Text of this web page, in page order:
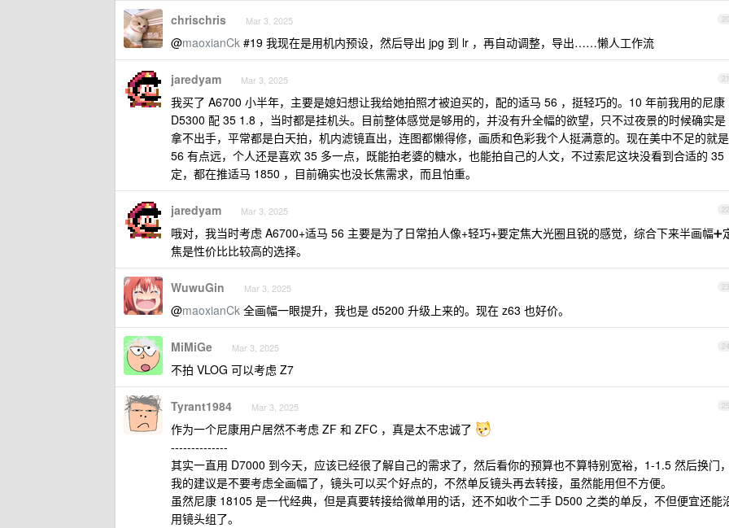
20
chrischris Mar 3, 2025
@maoxianCk #19 我现在是用机内预设，然后导出 jpg 到 lr ，再自动调整，导出……懒人工作流
21
jaredyam Mar 3, 2025
我买了 A6700 小半年，主要是媳妇想让我给她拍照才被迫买的，配的适马 56 ，挺轻巧的。10 年前我用的尼康
D5300 配 35 1.8 ，当时都是挂机头。目前整体感觉是够用的，并没有升全幅的欲望，只不过夜景的时候确实是
拿不出手，平常都是白天拍，机内滤镜直出，连图都懒得修，画质和色彩我个人挺满意的。现在美中不足的就是
56 有点远，个人还是喜欢 35 多一点，既能拍老婆的糖水，也能拍自己的人文，不过索尼这块没看到合适的 35
定，都在推适马 1850 ，目前确实也没长焦需求，而且怕重。
22
jaredyam Mar 3, 2025
哦对，我当时考虑 A6700+适马 56 主要是为了日常拍人像+轻巧+要定焦大光圈且锐的感觉，综合下来半画幅➕
焦是性价比比较高的选择。
23
WuwuGin Mar 3, 2025
@maoxianCk 全画幅一眼提升，我也是 d5200 升级上来的。现在 z63 也好价。
24
MiMiGe Mar 3, 2025
不拍 VLOG 可以考虑 Z7
25
Tyrant1984 Mar 3, 2025
作为一个尼康用户居然不考虑 ZF 和 ZFC ，真是太不忠诚了
--------------
其实一直用 D7000 到今天，应该已经很了解自己的需求了，然后看你的预算也不算特别宽裕，1-1.5 然后换门，
我的建议是不要考虑全画幅了，镜头可以买个好点的，不然单反镜头再去转接，虽然能用但不方便。
虽然尼康 18105 是一代经典，但是真要转接给微单用的话，还不如收个二手 D500 之类的单反，不但便宜还能
用镜头组了。